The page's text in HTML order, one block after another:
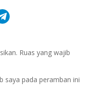
Ruas yang wajib
saya pada peramban ini